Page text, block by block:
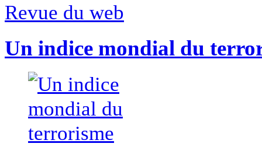
Revue du web
Un indice mondial du